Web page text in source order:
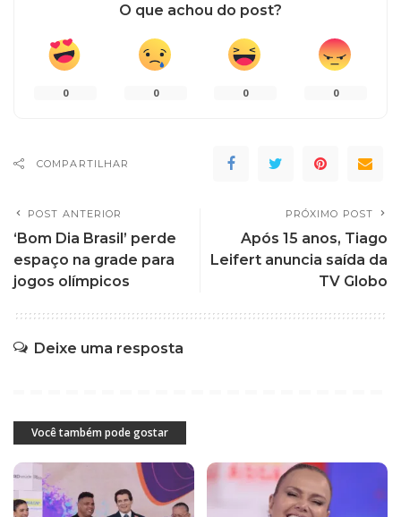
O que achou do post?
0 0 0 0
COMPARTILHAR
POST ANTERIOR
‘Bom Dia Brasil’ perde
espaço na grade para
jogos olímpicos
PRÓXIMO POST
Após 15 anos, Tiago
Leifert anuncia saída da
TV Globo
Deixe uma resposta
Você também pode gostar